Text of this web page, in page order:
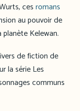
cesromans
au pouvoir de
Kelewan.
de fiction de
la série Les
communs